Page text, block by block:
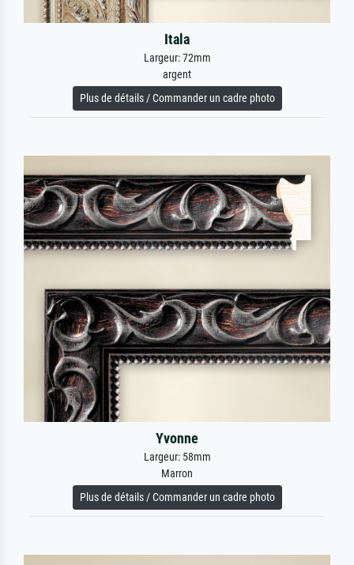
Itala
Largeur: 72mm
argent
Plus de détails / Commander un cadre photo
Yvonne
Largeur: 58mm
Marron
Plus de détails / Commander un cadre photo